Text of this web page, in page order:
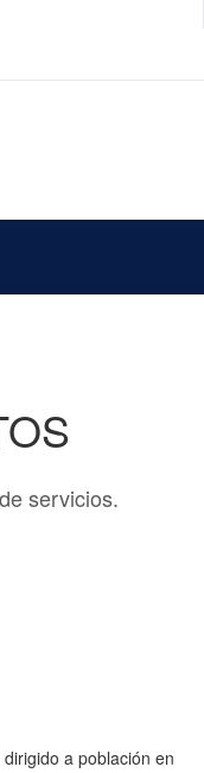
servicios.
a población en